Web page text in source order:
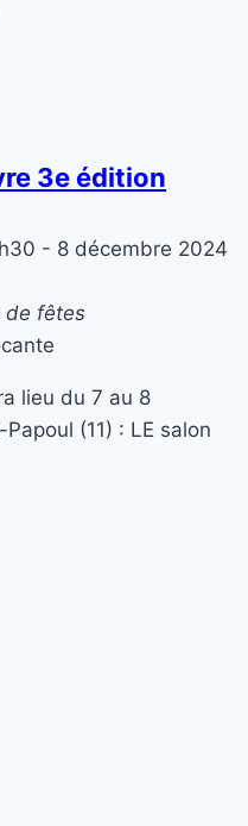
3e édition
- 8 décembre 2024
de fêtes
lieu du 7 au 8
(11) : LE salon